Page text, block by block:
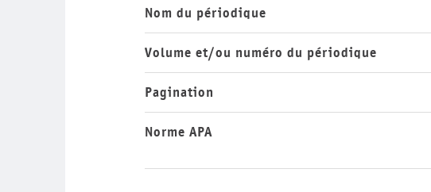
Nom du périodique
Volume et/ou numéro du périodique
Pagination
Norme APA